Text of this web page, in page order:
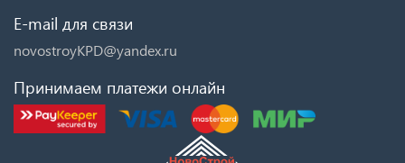
E-mail для связи
novostroyKPD@yandex.ru
Принимаем платежи онлайн